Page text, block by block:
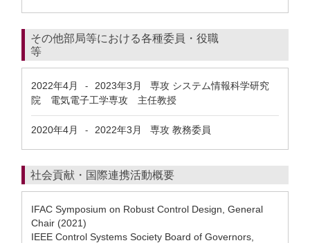
その他部局等における各種委員・役職
等
2022年4月 - 2023年3月
専攻 システム情報科学研究
院 電気電子工学専攻 主任教授
2020年4月 - 2022年3月 専攻 教務委員
社会貢献・国際連携活動概要
IFAC Symposium on Robust Control Design, General
Chair (2021)
IEEE Control Systems Society Board of Governors,